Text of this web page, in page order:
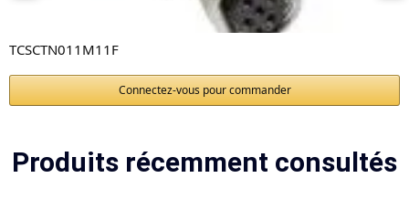
TCSCTN011M11F
Connectez-vous pour commander
Produits récemment consultés